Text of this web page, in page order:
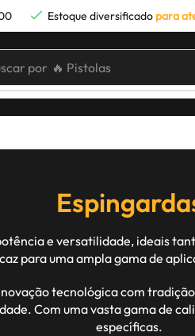
Estoque diversificado para
por 🔥 Pistolas
e versatilidade, ideais
para uma ampla gama de
tecnológica com
Com uma vasta gama de
específicas.